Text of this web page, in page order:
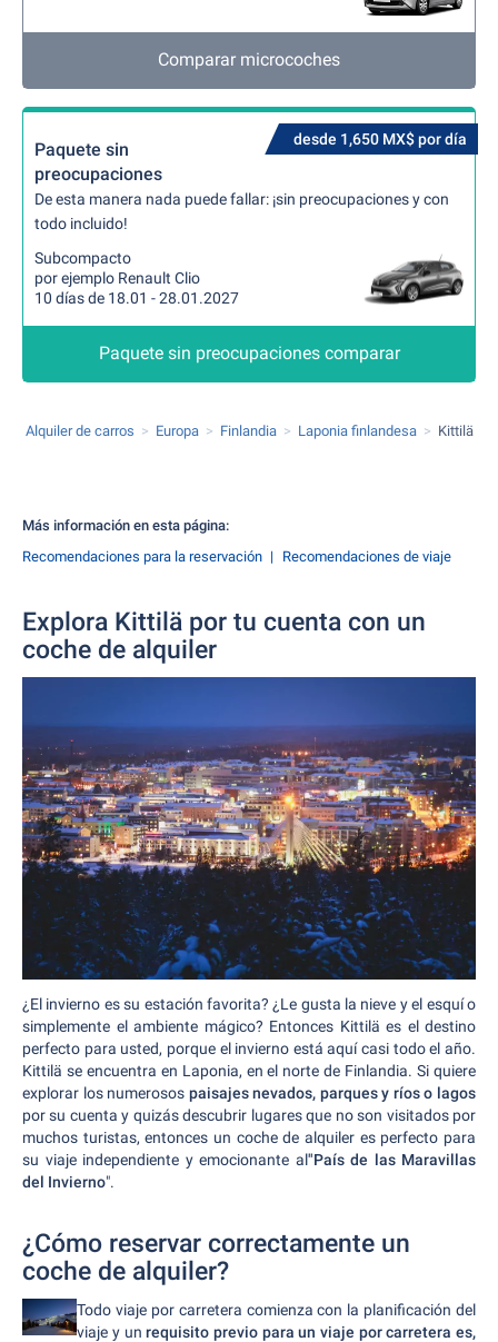
Comparar microcoches
desde 1,650 MX$ por día
Paquete sin
preocupaciones
De esta manera nada puede fallar: ¡sin preocupaciones y con
todo incluido!
Subcompacto
por ejemplo Renault Clio
10 días de 18.01 - 28.01.2027
Paquete sin preocupaciones comparar
Alquiler de carros Europa Finlandia Laponia finlandesa Kittilä
Más información en esta página:
Recomendaciones para la reservación
Recomendaciones de viaje
Explora Kittilä por tu cuenta con un
coche de alquiler
¿El invierno es su estación favorita? ¿Le gusta la nieve y el esquí o
simplemente el ambiente mágico? Entonces Kittilä es el destino
perfecto para usted, porque el invierno está aquí casi todo el año.
Kittilä se encuentra en Laponia, en el norte de Finlandia. Si quiere
explorar los numerosos paisajes nevados, parques y ríos o lagos
por su cuenta y quizás descubrir lugares que no son visitados por
muchos turistas, entonces un coche de alquiler es perfecto para
su viaje independiente y emocionante al"País de las Maravillas
del Invierno".
¿Cómo reservar correctamente un
coche de alquiler?
Todo viaje por carretera comienza con la planificación del
viaje y un requisito previo para un viaje por carretera es,